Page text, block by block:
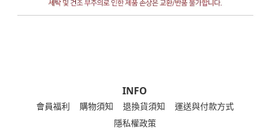
INFO
會員福利 購物須知 退換貨須知
運送與付款方式
隱私權政策